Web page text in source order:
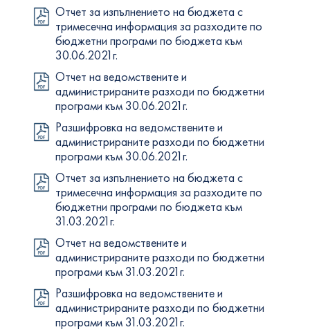
Отчет за изпълнението на бюджета с
тримесечна информация за разходите по
бюджетни програми по бюджета към
30.06.2021г.
Отчет на ведомствените и
администрираните разходи по бюджетни
програми към 30.06.2021г.
Разшифровка на ведомствените и
администрираните разходи по бюджетни
програми към 30.06.2021г.
Отчет за изпълнението на бюджета с
тримесечна информация за разходите по
бюджетни програми по бюджета към
31.03.2021г.
Отчет на ведомствените и
администрираните разходи по бюджетни
програми към 31.03.2021г.
Разшифровка на ведомствените и
администрираните разходи по бюджетни
програми към 31.03.2021г.